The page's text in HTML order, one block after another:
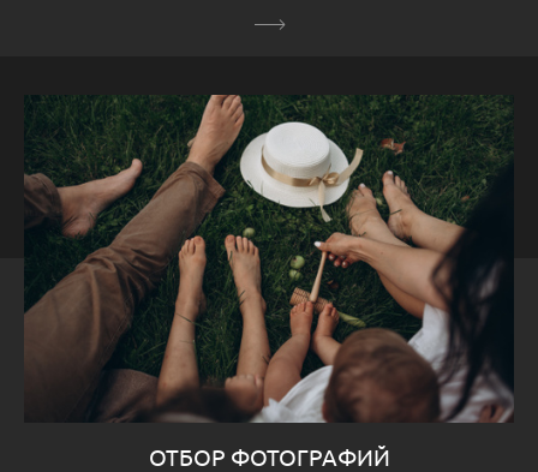
ОТБОР ФОТОГРАФИЙ